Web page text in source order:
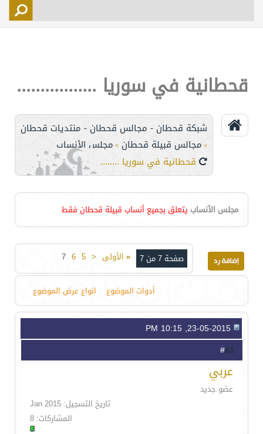
اتصل بنا
قحطانية في سوريا .................
شبكة قحطان - مجالس قحطان - منتديات قحطان
> مجالس قبيلة قحطان > مجلس الأنساب
قحطانية في سوريا .................
مجلس الأنساب يتعلق بجميع أنساب قبيلة قحطان فقط
صفحة 7 من 7 « الأولى <
5
6
7
أدوات الموضوع انواع عرض الموضوع
61
عربي
عضو جديد
تاريخ التسجيل: Jan 2015
المشاركات: 8